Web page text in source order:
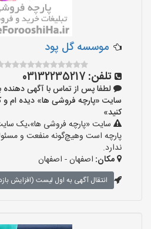
موسسه گل پود
تلفن: 03132235217
لطفا پس از تماس با آگهی دهنده
کنید»
سایت «پارچه فروشی ها»،یک
پارچه است وهیچ‌گونه منفعت و
ندارد.
مکان: اصفهان - اصفهان
انتقال آگهی به اول لیست (افزایش